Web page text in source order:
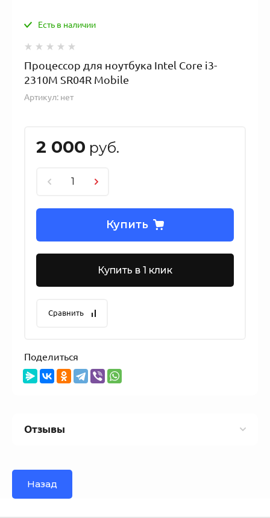
Есть в наличии
Процессор для ноутбука Intel Core i3-
2310M SR04R Mobile
Артикул: нет
2 000 руб.
Купить
Купить в 1 клик
Сравнить
Поделиться
Отзывы
Назад